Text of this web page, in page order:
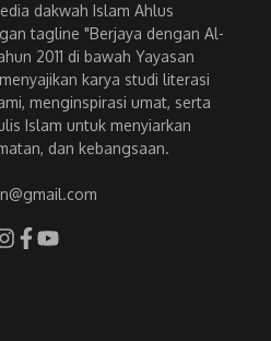
dakwah Islam Ahlus
tagline "Berjaya dengan Al-
2011 di bawah Yayasan
karya studi literasi
menginspirasi umat, serta
Islam untuk menyiarkan
dan kebangsaan.